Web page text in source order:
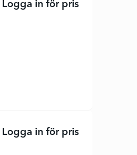
Logga in för pris
Logga in för pris